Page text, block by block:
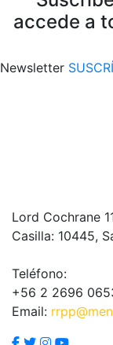
accede a
Newsletter
Lord Cochrane
Casilla: 10445,
Teléfono:
+56 2 2696
Email: